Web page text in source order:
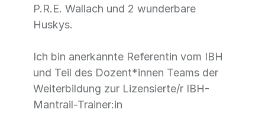
P.R.E. Wallach und 2 wunderbare
Huskys.
Ich bin anerkannte Referentin vom IBH
und Teil des Dozent*innen Teams der
Weiterbildung zur Lizensierte/r IBH-
Mantrail-Trainer:in